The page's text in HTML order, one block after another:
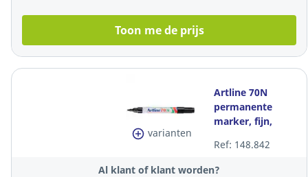
Toon me de prijs
varianten
Artline 70N
permanente
marker, fijn,
mm, zwart, per
stuk
Ref: 148.842
Al klant of klant worden?